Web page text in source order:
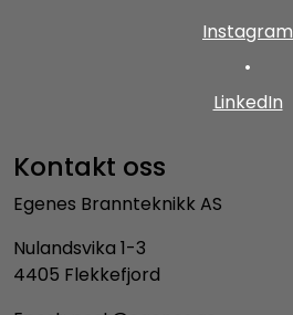
Instagram
•
LinkedIn
Kontakt oss
Egenes Brannteknikk AS
Nulandsvika 1-3
4405 Flekkefjord